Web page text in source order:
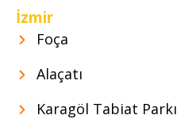
İzmir
Foça
Alaçatı
Karagöl Tabiat Parkı